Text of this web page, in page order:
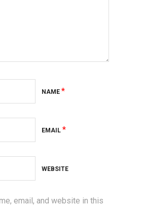
NAME *
EMAIL *
WEBSITE
email, and website in this